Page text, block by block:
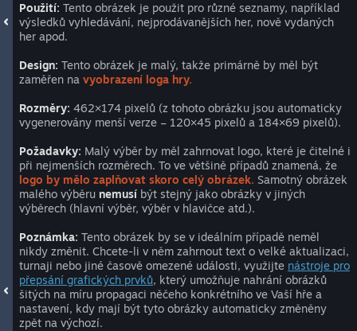
Použití: Tento obrázek je použit pro různé seznamy, například
výsledků vyhledávání, nejprodávanějších her, nově vydaných
her apod.
Design: Tento obrázek je malý, takže primárně by měl být
zaměřen na vyobrazení loga hry.
Rozměry: 462×174 pixelů (z tohoto obrázku jsou automaticky
vygenerovány menší verze – 120×45 pixelů a 184×69 pixelů).
Požadavky: Malý výběr by měl zahrnovat logo, které je čitelné i
při nejmenších rozměrech. To ve většině případů znamená, že
logo by mělo zaplňovat skoro celý obrázek. Samotný obrázek
malého výběru nemusí být stejný jako obrázky v jiných
výběrech (hlavní výběr, výběr v hlavičce atd.).
Poznámka: Tento obrázek by se v ideálním případě neměl
nikdy změnit. Chcete-li v něm zahrnout text o velké aktualizaci,
turnaji nebo jiné časově omezené události, využijte nástroje pro
přepsání grafických prvků, který umožňuje nahrání obrázků
šitých na míru propagaci něčeho konkrétního ve Vaší hře a
nastavení, kdy mají být tyto obrázky automaticky změněny
zpět na výchozí.